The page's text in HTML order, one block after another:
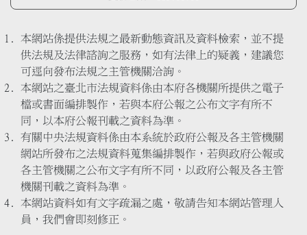
本網站係提供法規之最新動態資訊及資料檢索，並不提
供法規及法律諮詢之服務，如有法律上的疑義，建議您
可逕向發布法規之主管機關洽詢。
本網站之臺北市法規資料係由本府各機關所提供之電子
檔或書面編排製作，若與本府公報之公布文字有所不
同，以本府公報刊載之資料為準。
有關中央法規資料係由本系統於政府公報及各主管機關
網站所發布之法規資料蒐集編排製作，若與政府公報或
各主管機關之公布文字有所不同，以政府公報及各主管
機關刊載之資料為準。
本網站資料如有文字疏漏之處，敬請告知本網站管理人
員，我們會即刻修正。